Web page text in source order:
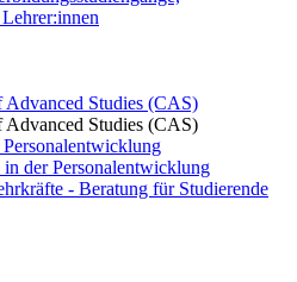
Studies (CAS)
Studies (CAS)
der Personalentwicklung
- Beratung für Studierende